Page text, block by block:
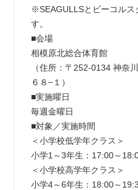
※SEAGULLSとビーコルス
す。
■会場
相模原北総合体育館
（住所：〒252-0134 神奈
６８−１）
■実施曜日
毎週金曜日
■対象／実施時間
＜小学校低学年クラス＞
小学1～3年生：17:00～
＜小学校高学年クラス＞
小学4～6年生：18:00～